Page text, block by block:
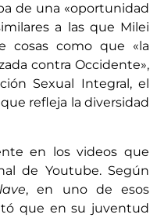
de una «oportunidad
a las que Milei
cosas como que «la
contra Occidente»,
Sexual Integral, el
refleja la diversidad
en los videos que
de Youtube. Según
, en uno de esos
que en su juventud